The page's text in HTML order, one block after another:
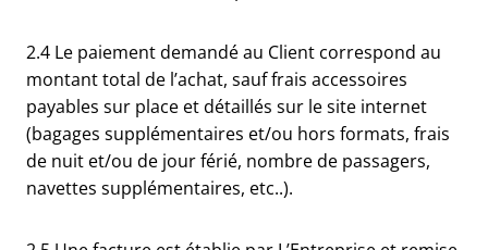
2.4 Le paiement demandé au Client correspond au
montant total de l’achat, sauf frais accessoires
payables sur place et détaillés sur le site internet
(bagages supplémentaires et/ou hors formats, frais
de nuit et/ou de jour férié, nombre de passagers,
navettes supplémentaires, etc..).